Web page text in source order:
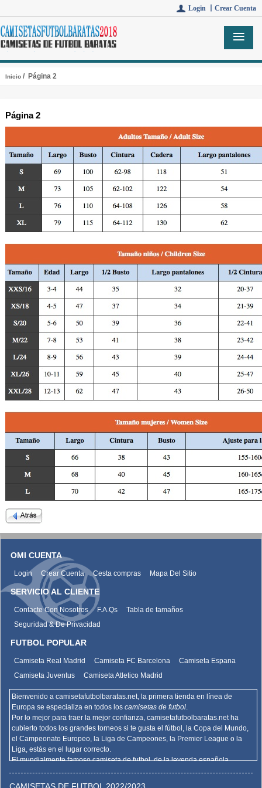
Login 丨 Crear Cuenta
Inicio/ Página 2
Página 2
OMI CUENTA
Login Crear Cuenta Cesta compras Mapa Del Sitio
SERVICIO AL CLIENTE
Contacte Con Nosotros F.A.Qs
Tabla de tamaños
Seguridad & De Privacidad
FUTBOL POPULAR
Camiseta Real Madrid Camiseta FC Barcelona
Camiseta Espana
Camiseta Juventus
Camiseta Atletico Madrid
Bienvenido a camisetafutbolbaratas.net, la primera tienda en línea de
Europa se especializa en todos los camisetas de futbol.
Por lo mejor para traer la mejor confianza, camisetafutbolbaratas.netha
cubierto todos los grandes torneos si te gusta el fútbol, la Copa del Mundo,
el Campeonato Europeo, la Liga de Campeones, la Premier League o la
Liga, estás en el lugar correcto.
El mundialmente famoso camiseta de futbol, de la leyenda española